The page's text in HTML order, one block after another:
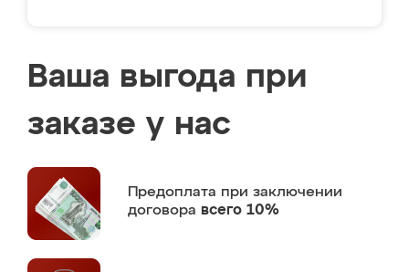
Ваша выгода при
заказе у нас
Предоплата при заключении
договора всего 10%